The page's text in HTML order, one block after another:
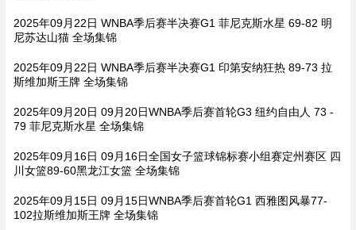
2025年09月22日 WNBA季后赛半决赛G1 菲尼克斯水星 69-82 明
尼苏达山猫 全场集锦
2025年09月22日 WNBA季后赛半决赛G1 印第安纳狂热 89-73 拉
斯维加斯王牌 全场集锦
2025年09月20日 09月20日WNBA季后赛首轮G3 纽约自由人 73 -
79 菲尼克斯水星 全场集锦
2025年09月16日 09月16日全国女子篮球锦标赛小组赛定州赛区 四
川女篮89-60黑龙江女篮 全场集锦
2025年09月15日 09月15日WNBA季后赛首轮G1 西雅图风暴77-
102拉斯维加斯王牌 全场集锦